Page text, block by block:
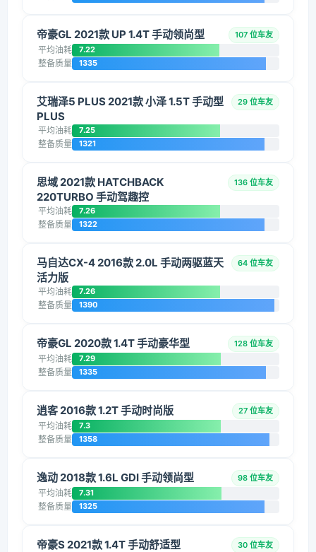
帝豪GL 2021款 UP 1.4T 手动领尚型 107 位车友
平均油耗 7.22
整备质量 1335
艾瑞泽5 PLUS 2021款 小泽 1.5T 手动型
PLUS
29 位车友
平均油耗 7.25
整备质量 1321
思域 2021款 HATCHBACK
220TURBO 手动驾趣控
136 位车友
平均油耗 7.26
整备质量 1322
马自达CX-4 2016款 2.0L 手动两驱蓝天
活力版
64 位车友
平均油耗 7.26
整备质量 1390
帝豪GL 2020款 1.4T 手动豪华型 128 位车友
平均油耗 7.29
整备质量 1335
逍客 2016款 1.2T 手动时尚版 27 位车友
平均油耗 7.3
整备质量 1358
逸动 2018款 1.6L GDI 手动领尚型 98 位车友
平均油耗 7.31
整备质量 1325
帝豪S 2021款 1.4T 手动舒适型 30 位车友